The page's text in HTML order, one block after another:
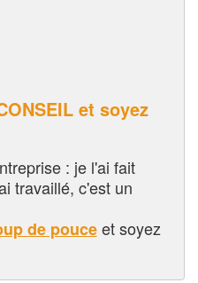
et soyez
: je l'ai fait
travaillé, c'est un
de pouceet soyez